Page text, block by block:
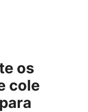
os
cole